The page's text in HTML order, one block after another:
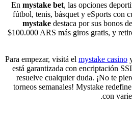
En mystake bet, las opciones
fútbol, tenis, básquet y eSports con
mystake destaca por sus bonos
$100.000 ARS más giros gratis, y
Para empezar, visitá el mystake casino
está garantizada con encriptación
resuelve cualquier duda. ¡No te
torneos semanales! Mystake
con